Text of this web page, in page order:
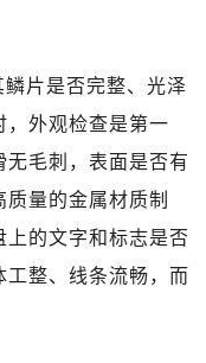
片是否完整、光泽
，外观检查是第一
毛刺，表面是否有
量的金属材质制
的文字和标志是否
整、线条流畅，而